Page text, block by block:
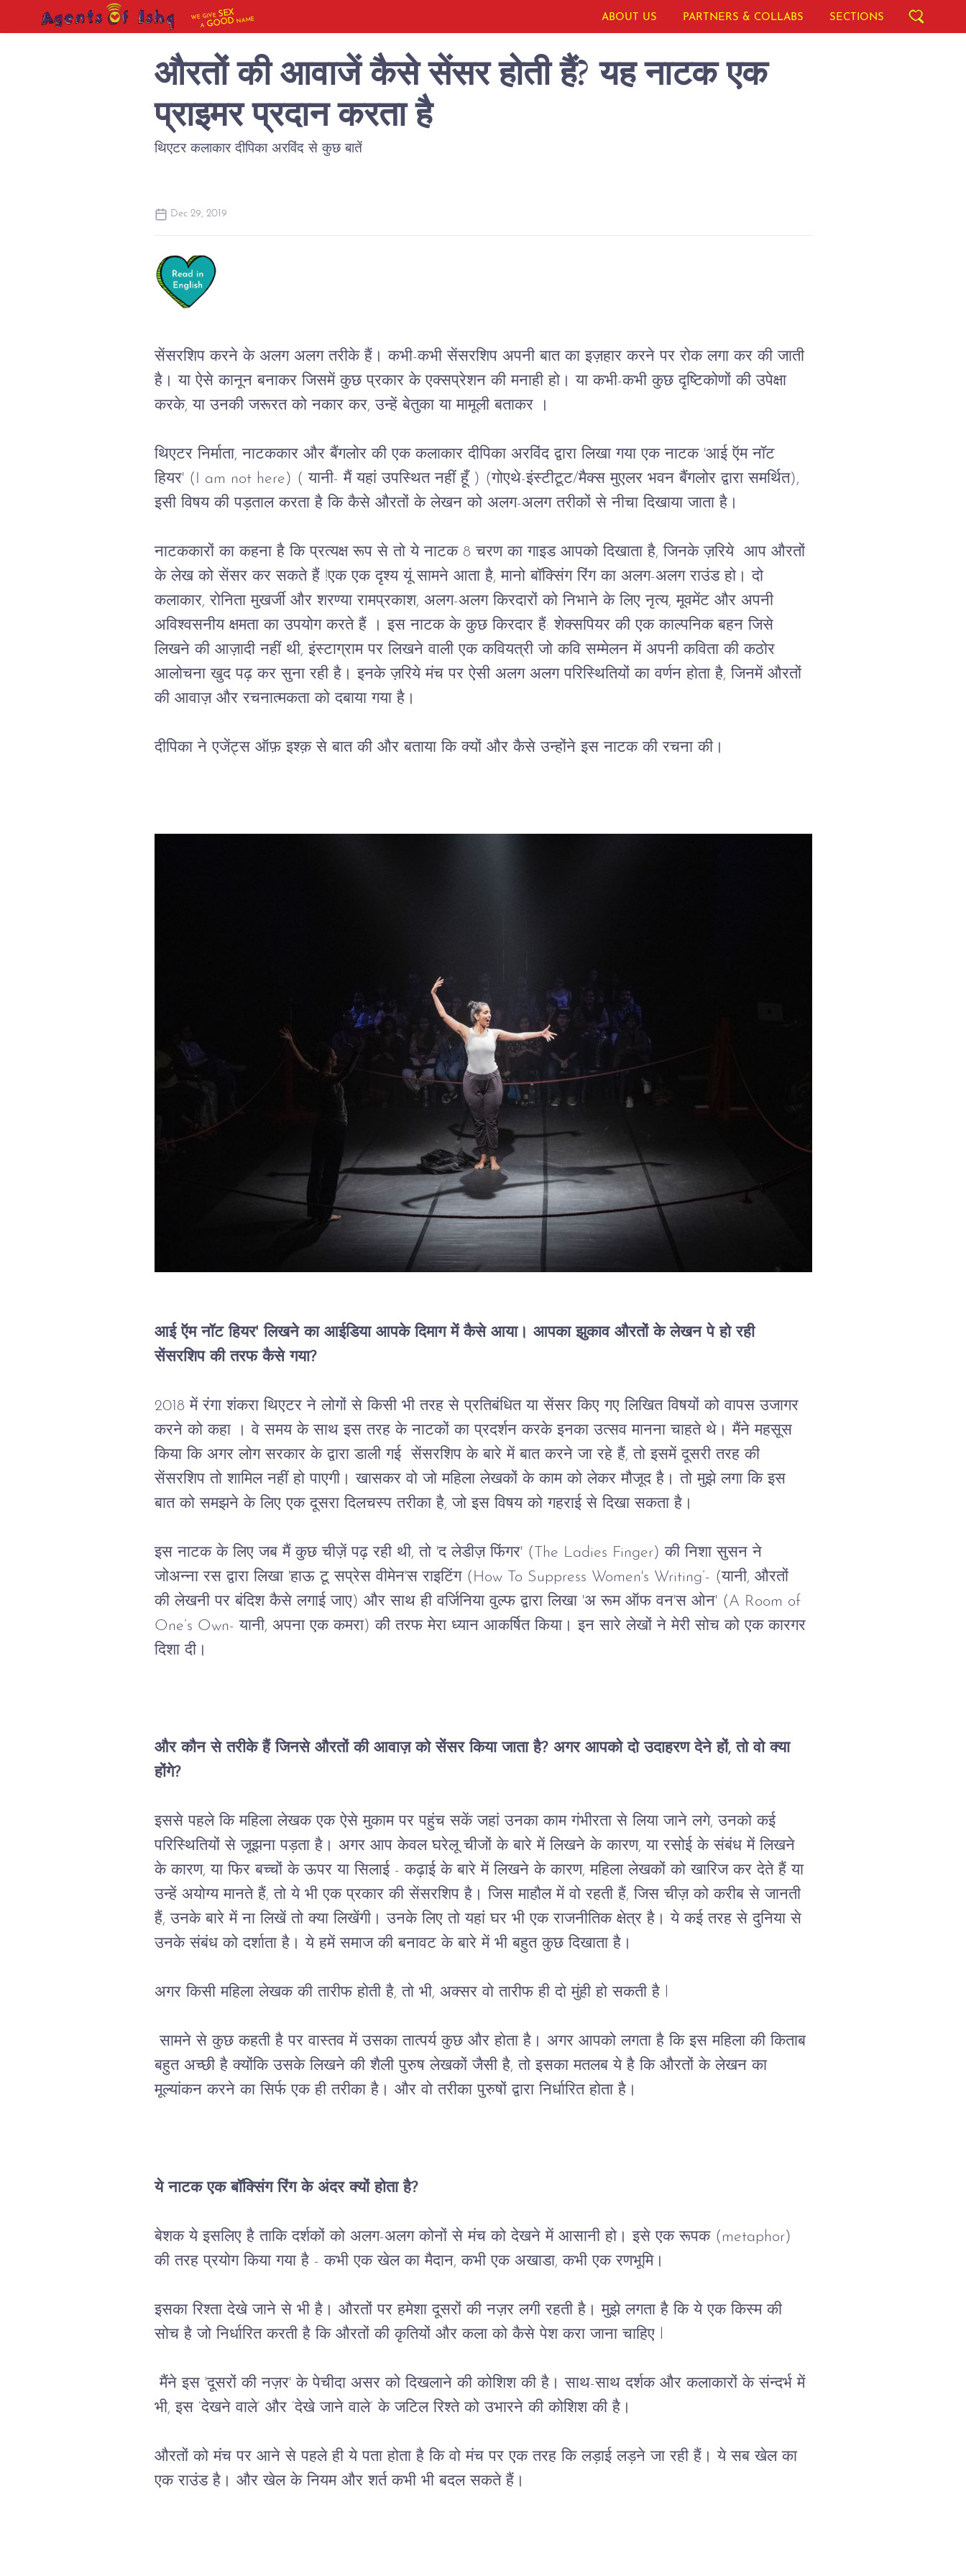
WE GIVESEX
AGOOD NAME ABOUT US PARTNERS & COLLABS SECTIONS
औरतों की आवाजें कैसे सेंसर होती हैं? यह नाटक एक
प्राइमर प्रदान करता है
थिएटर कलाकार दीपिका अरविंद से कुछ बातें
Dec 29, 2019
सेंसरशिप करने के अलग अलग तरीके हैं। कभी-कभी सेंसरशिप अपनी बात का इज़हार करने पर रोक लगा कर की जाती
है।
या ऐसे कानून बनाकर जिसमें कुछ प्रकार के एक्सप्रेशन की मनाही हो। या कभी-कभी कुछ दृष्टिकोणों की उपेक्षा
करके, या उनकी जरूरत को नकार कर, उन्हें बेतुका या मामूली बताकर
थिएटर निर्माता, नाटककार और बैंगलोर की एक कलाकार दीपिका अरविंद द्वारा लिखा गया एक नाटक 'आई ऍम नॉट
हियर' (I am not here) ( यानी- मैं यहां उपस्थित नहीं हूँ ) (गोएथे-इंस्टीटूट/मैक्स मुएलर भवन बैंगलोर द्वारा समर्थित),
इसी विषय की पड़ताल करता है कि कैसे औरतों के लेखन को अलग-अलग तरीकों से नीचा दिखाया जाता है।
नाटककारों का कहना है कि प्रत्यक्ष रूप से तो ये नाटक 8 चरण का गाइड आपको दिखाता है, जिनके ज़रिये आप औरतों
के लेख को सेंसर कर सकते हैं !एक एक दृश्य यूं सामने आता है, मानो बॉक्सिंग रिंग का अलग-अलग राउंड हो।
दो
कलाकार, रोनिता मुखर्जी और शरण्या रामप्रकाश, अलग-अलग किरदारों को निभाने के लिए नृत्य, मूवमेंट और अपनी
अविश्वसनीय क्षमता का उपयोग करते हैं इस नाटक के कुछ किरदार हैं: शेक्सपियर की एक काल्पनिक बहन जिसे
लिखने की आज़ादी नहीं थी, इंस्टाग्राम पर लिखने वाली एक कवियत्री जो कवि सम्मेलन में अपनी कविता की कठोर
आलोचना खुद पढ़ कर सुना रही है। इनके ज़रिये मंच पर ऐसी अलग अलग परिस्थितियों का वर्णन होता है, जिनमें औरतों
की आवाज़ और रचनात्मकता को दबाया गया है।
दीपिका ने एजेंट्स ऑफ़ इश्क़ से बात की और बताया कि क्यों और कैसे उन्होंने इस नाटक की रचना की।
आई ऍम नॉट हियर' लिखने का आईडिया आपके दिमाग में कैसे आया। आपका झुकाव औरतों के लेखन पे हो रही
सेंसरशिप की तरफ कैसे गया?
2018 में रंगा शंकरा थिएटर ने लोगों से किसी भी तरह से प्रतिबंधित या सेंसर किए गए लिखित विषयों को वापस उजागर
करने को कहा
। वे समय के साथ इस तरह के नाटकों का प्रदर्शन करके इनका उत्सव मानना चाहते थे। मैंने महसूस
किया कि अगर लोग सरकार के द्वारा डाली गई सेंसरशिप के बारे में बात करने जा रहे हैं, तो इसमें दूसरी तरह की
सेंसरशिप तो शामिल नहीं हो पाएगी। खासकर वो जो महिला लेखकों के काम को लेकर मौजूद है। तो मुझे लगा कि इस
बात को समझने के लिए एक दूसरा दिलचस्प तरीका है, जो इस विषय को गहराई से दिखा सकता है।
इस नाटक के लिए जब मैं कुछ चीज़ें पढ़ रही थी, तो 'द लेडीज़ फिंगर' (The Ladies Finger) की निशा सुसन ने
जोअन्ना रस द्वारा लिखा 'हाऊ टू सप्रेस वीमेन'स राइटिंग (How To Suppress Women's Writing’- (यानी, औरतों
की लेखनी पर बंदिश कैसे लगाई जाए) और साथ ही वर्जिनिया वुल्फ द्वारा लिखा 'अ रूम ऑफ वन'स ओन' (A Room of
One’s Own- यानी, अपना एक कमरा) की तरफ मेरा ध्यान आकर्षित किया। इन सारे लेखों ने मेरी सोच को एक कारगर
दिशा दी।
और कौन से तरीके हैं जिनसे औरतों की आवाज़ को सेंसर किया जाता है? अगर आपको दो उदाहरण देने हों, तो वो क्या
होंगे?
इससे पहले कि महिला लेखक एक ऐसे मुकाम पर पहुंच सकें जहां उनका काम गंभीरता से लिया जाने लगे, उनको कई
परिस्थितियों से जूझना पड़ता है। अगर आप केवल घरेलू चीजों के बारे में लिखने के कारण, या रसोई के संबंध में लिखने
के कारण, या फिर बच्चों के ऊपर या सिलाई - कढ़ाई के बारे में लिखने के कारण, महिला लेखकों को खारिज कर देते हैं या
उन्हें अयोग्य मानते हैं, तो ये भी एक प्रकार की सेंसरशिप है। जिस माहौल में वो रहती हैं, जिस चीज़ को करीब से जानती
हैं, उनके बारे में ना लिखें तो क्या लिखेंगी। उनके लिए तो यहां घर भी एक राजनीतिक क्षेत्र है। ये कई तरह से दुनिया से
उनके संबंध को दर्शाता है। ये हमें समाज की बनावट के बारे में भी बहुत कुछ दिखाता है।
अगर किसी महिला लेखक की तारीफ होती है, तो भी, अक्सर वो तारीफ ही दो मुंही हो सकती है l
सामने से कुछ कहती है पर वास्तव में उसका तात्पर्य कुछ और होता है। अगर आपको लगता है कि इस महिला की किताब
बहुत अच्छी है क्योंकि उसके लिखने की शैली पुरुष लेखकों जैसी है, तो इसका मतलब ये है कि औरतों के लेखन का
मूल्यांकन करने का सिर्फ एक ही तरीका है। और वो तरीका पुरुषों द्वारा निर्धारित होता है।
ये नाटक एक बॉक्सिंग रिंग के अंदर क्यों होता है?
बेशक ये इसलिए है ताकि दर्शकों को अलग-अलग कोनों से मंच को देखने में आसानी हो। इसे एक रूपक (metaphor)
की तरह प्रयोग किया गया है - कभी एक खेल का मैदान, कभी एक अखाडा, कभी एक रणभूमि।
इसका रिश्ता देखे जाने से भी है। औरतों पर हमेशा दूसरों की नज़र लगी रहती है। मुझे लगता है कि ये एक किस्म की
सोच है जो निर्धारित करती है कि औरतों की कृतियों और कला को कैसे पेश करा जाना चाहिए l
मैंने इस 'दूसरों की नज़र' के पेचीदा असर को दिखलाने की कोशिश की है। साथ-साथ दर्शक और कलाकारों के संन्दर्भ में
भी, इस ‘देखने वाले’ और ‘देखे जाने वाले’ के जटिल रिश्ते को उभारने की कोशिश की है।
औरतों को मंच पर आने से पहले ही ये पता होता है कि वो मंच पर एक तरह कि लड़ाई लड़ने जा रही हैं। ये सब खेल का
एक राउंड है। और खेल के नियम और शर्त कभी भी बदल सकते हैं।